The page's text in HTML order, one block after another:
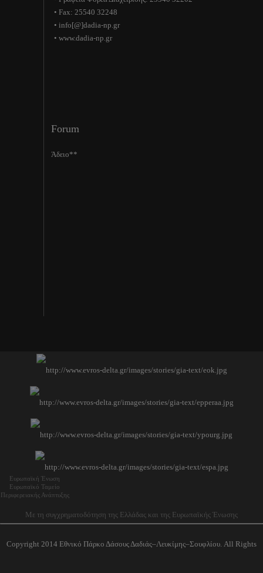
• Fax: 25540 32248
• info[@]dadia-np.gr
• www.dadia-np.gr
Forum
Άδειο**
Ευρωπαϊκή Ένωση
Ευρωπαϊκό Ταμείο
Περιφερειακής Ανάπτυξης
Με τη συγχρηματοδότηση της Ελλάδας και της Ευρωπαϊκής Ένωσης
Copyright 2014 Εθνικό Πάρκο Δάσους Δαδιάς–Λευκίμης–Σουφλίου. All Rights